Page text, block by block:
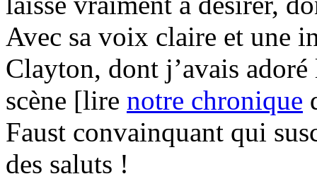
Avec sa voix claire et une
Clayton, dont j’avais
scène [lire notre chronique
Faust convainquant qui
des saluts !